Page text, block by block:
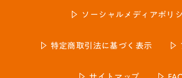
ソーシャルメディアポリ
特定商取引法に基づく表示